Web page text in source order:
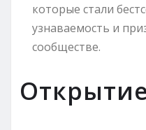
которые стали
узнаваемость и
сообществе.
Открытие